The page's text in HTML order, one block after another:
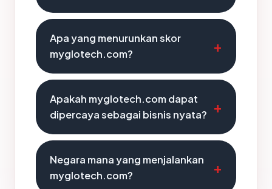
Apa yang menurunkan skor
myglotech.com?
Apakah myglotech.com dapat
dipercaya sebagai bisnis nyata?
Negara mana yang menjalankan
myglotech.com?